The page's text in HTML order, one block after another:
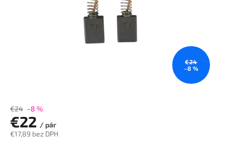
€24
–8 %
€24 –8 %
€22 / pár
€17,89 bez DPH